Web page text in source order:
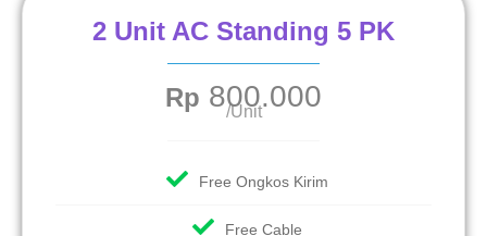
2 Unit AC Standing 5 PK
Rp 800.000
/Unit
Free Ongkos Kirim
Free Cable